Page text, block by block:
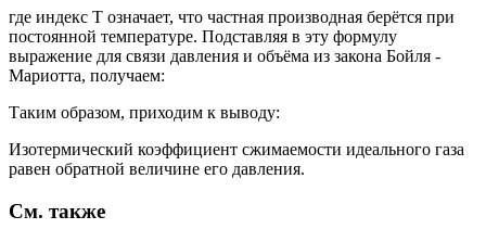
где индекс T означает, что частная производная берётся при
постоянной температуре. Подставляя в эту формулу
выражение для связи давления и объёма из закона Бойля -
Мариотта, получаем:
Таким образом, приходим к выводу:
Изотермический коэффициент сжимаемости идеального газа
равен обратной величине его давления.
См. также